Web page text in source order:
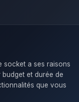
socket a ses raisons
et durée de
que vous